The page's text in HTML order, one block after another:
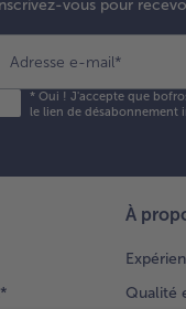
vous pour
Adresse e-mail*
*Oui ! J'accepte que
le lien de désabonnement
À
Qualité